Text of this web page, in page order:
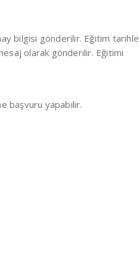
bilgisi gönderilir. Eğitim
olarak gönderilir. Eğitimi
başvuru yapabilir.